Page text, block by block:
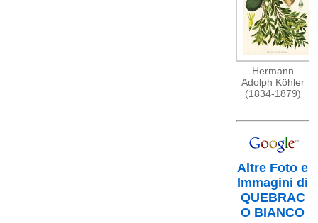
Hermann
Adolph Köhler
(1834-1879)
Altre Foto e
Immagini di
QUEBRAC
O BIANCO